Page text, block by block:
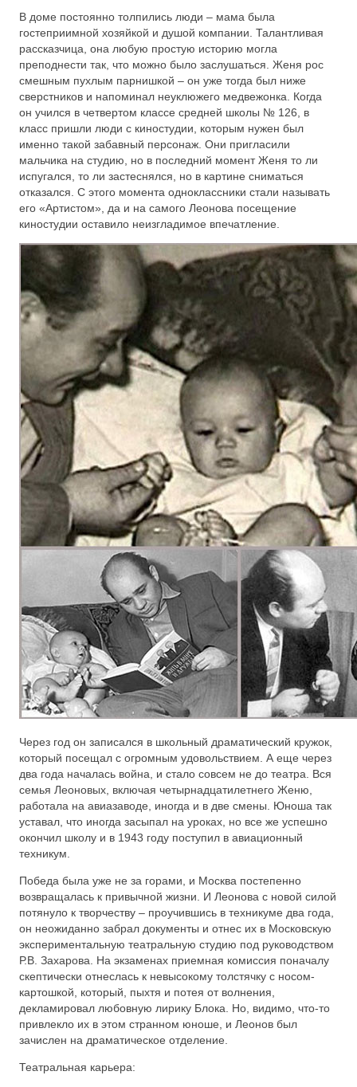
В доме постоянно толпились люди – мама была
гостеприимной хозяйкой и душой компании. Талантливая
рассказчица, она любую простую историю могла
преподнести так, что можно было заслушаться. Женя рос
смешным пухлым парнишкой – он уже тогда был ниже
сверстников и напоминал неуклюжего медвежонка. Когда
он учился в четвертом классе средней школы № 126, в
класс пришли люди с киностудии, которым нужен был
именно такой забавный персонаж. Они пригласили
мальчика на студию, но в последний момент Женя то ли
испугался, то ли застеснялся, но в картине сниматься
отказался. С этого момента одноклассники стали называть
его «Артистом», да и на самого Леонова посещение
киностудии оставило неизгладимое впечатление.
Через год он записался в школьный драматический кружок,
который посещал с огромным удовольствием. А еще через
два года началась война, и стало совсем не до театра. Вся
семья Леоновых, включая четырнадцатилетнего Женю,
работала на авиазаводе, иногда и в две смены. Юноша так
уставал, что иногда засыпал на уроках, но все же успешно
окончил школу и в 1943 году поступил в авиационный
техникум.
Победа была уже не за горами, и Москва постепенно
возвращалась к привычной жизни. И Леонова с новой силой
потянуло к творчеству – проучившись в техникуме два года,
он неожиданно забрал документы и отнес их в Московскую
экспериментальную театральную студию под руководством
Р.В. Захарова. На экзаменах приемная комиссия поначалу
скептически отнеслась к невысокому толстячку с носом-
картошкой, который, пыхтя и потея от волнения,
декламировал любовную лирику Блока. Но, видимо, что-то
привлекло их в этом странном юноше, и Леонов был
зачислен на драматическое отделение.
Театральная карьера: